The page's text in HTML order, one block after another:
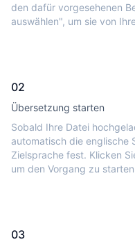
den dafür vorgesehenen
auswählen", um sie von
02
Übersetzung starten
Sobald Ihre Datei
automatisch die englische
Zielsprache fest. Klicken
um den Vorgang zu
03